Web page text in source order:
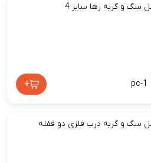
سگ و گربه رها سایز 4
pc-1
+
سگ و گربه درب فلزی دو قفله